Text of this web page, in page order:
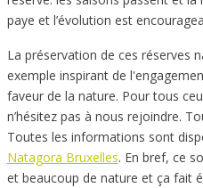
paye et l’évolution est
La préservation de ces réserves
exemple inspirant de
faveur de la nature. Pour tous
n’hésitez pas à nous rejoindre.
Toutes les informations sont
Natagora Bruxelles. En bref, ce
et beaucoup de nature et ça fait